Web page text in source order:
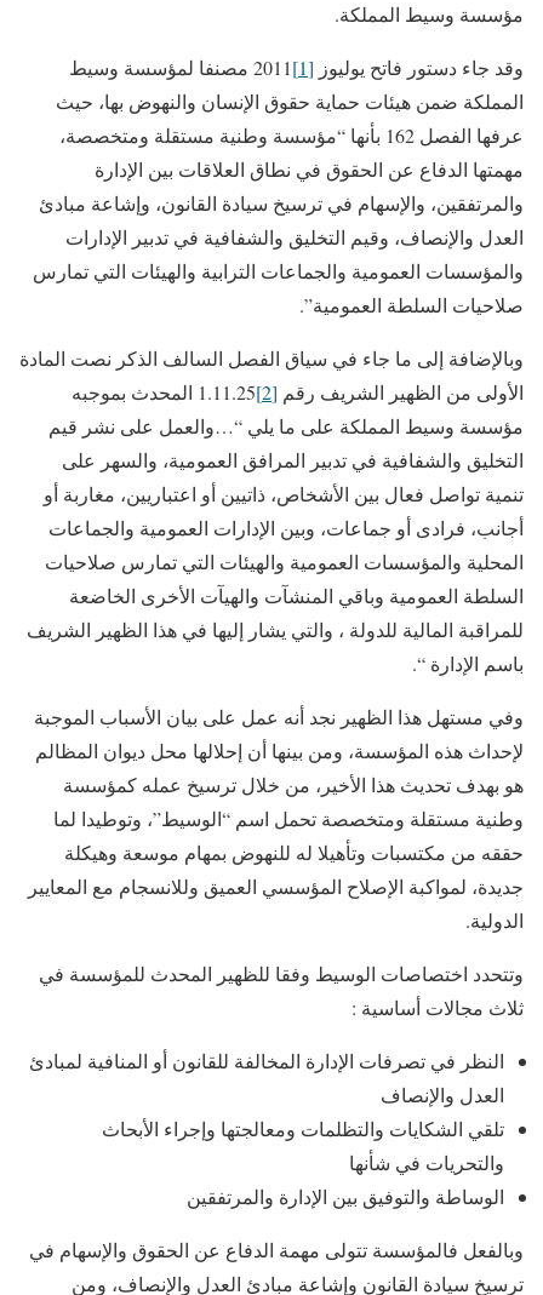
مؤسسة وسيط المملكة.
وقد جاء دستور فاتح يوليوز [1]
2011 مصنفا لمؤسسة وسيط
المملكة ضمن هيئات حماية حقوق الإنسان والنهوض بها، حيث
عرفها الفصل 162 بأنها “مؤسسة وطنية مستقلة ومتخصصة،
مهمتها الدفاع عن الحقوق في نطاق العلاقات بين الإدارة
والمرتفقين، والإسهام في ترسيخ سيادة القانون، وإشاعة مبادئ
العدل والإنصاف، وقيم التخليق والشفافية في تدبير الإدارات
والمؤسسات العمومية والجماعات الترابية والهيئات التي تمارس
صلاحيات السلطة العمومية”.
وبالإضافة إلى ما جاء في سياق الفصل السالف الذكر نصت المادة
الأولى من الظهير الشريف رقم [2]
1.11.25 المحدث بموجبه
مؤسسة وسيط المملكة على ما يلي “…والعمل على نشر قيم
التخليق والشفافية في تدبير المرافق العمومية، والسهر على
تنمية تواصل فعال بين الأشخاص، ذاتيين أو اعتباريين، مغاربة أو
أجانب، فرادى أو جماعات، وبين الإدارات العمومية والجماعات
المحلية والمؤسسات العمومية والهيئات التي تمارس صلاحيات
السلطة العمومية وباقي المنشآت والهيآت الأخرى الخاضعة
للمراقبة المالية للدولة ، والتي يشار إليها في هذا الظهير الشريف
باسم الإدارة “.
وفي مستهل هذا الظهير نجد أنه عمل على بيان الأسباب الموجبة
لإحداث هذه المؤسسة، ومن بينها أن إحلالها محل ديوان المظالم
هو بهدف تحديث هذا الأخير، من خلال ترسيخ عمله كمؤسسة
وطنية مستقلة ومتخصصة تحمل اسم “الوسيط”، وتوطيدا لما
حققه من مكتسبات وتأهيلا له للنهوض بمهام موسعة وهيكلة
جديدة، لمواكبة الإصلاح المؤسسي العميق وللانسجام مع المعايير
الدولية.
وتتحدد اختصاصات الوسيط وفقا للظهير المحدث للمؤسسة في
ثلاث مجالات أساسية :
النظر في تصرفات الإدارة المخالفة للقانون أو المنافية لمبادئ
العدل والإنصاف
تلقي الشكايات والتظلمات ومعالجتها وإجراء الأبحاث
والتحريات في شأنها
الوساطة والتوفيق بين الإدارة والمرتفقين
وبالفعل فالمؤسسة تتولى مهمة الدفاع عن الحقوق والإسهام في
ترسيخ سيادة القانون وإشاعة مبادئ العدل والإنصاف، ومن